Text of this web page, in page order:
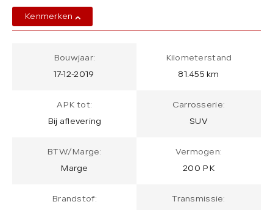
Kenmerken
Bouwjaar:
17-12-2019
Kilometerstand
81.455 km
APK tot:
Bij aflevering
Carrosserie:
SUV
BTW/Marge:
Marge
Vermogen:
200 PK
Brandstof:
Transmissie: